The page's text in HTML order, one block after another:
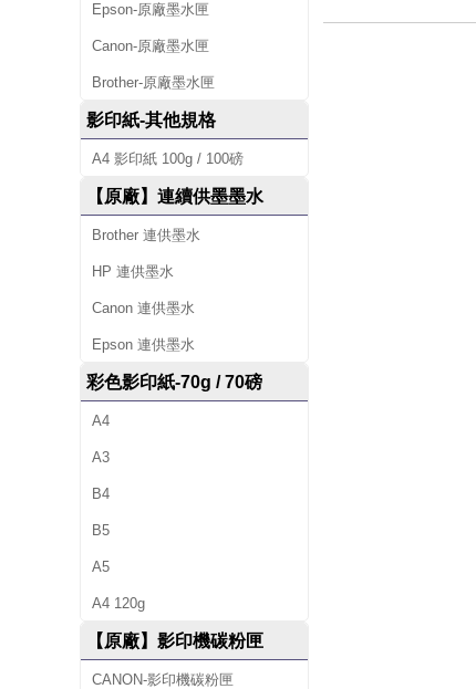
Epson-原廠墨水匣
Canon-原廠墨水匣
Brother-原廠墨水匣
影印紙-其他規格
A4 影印紙 100g / 100磅
【原廠】連續供墨墨水
Brother 連供墨水
HP 連供墨水
Canon 連供墨水
Epson 連供墨水
彩色影印紙-70g / 70磅
A4
A3
B4
B5
A5
A4 120g
【原廠】影印機碳粉匣
CANON-影印機碳粉匣